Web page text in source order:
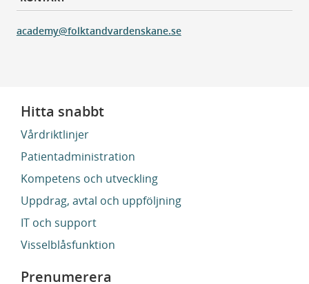
academy@folktandvardenskane.se
Hitta snabbt
Vårdriktlinjer
Patientadministration
Kompetens och utveckling
Uppdrag, avtal och uppföljning
IT och support
Visselblåsfunktion
Prenumerera